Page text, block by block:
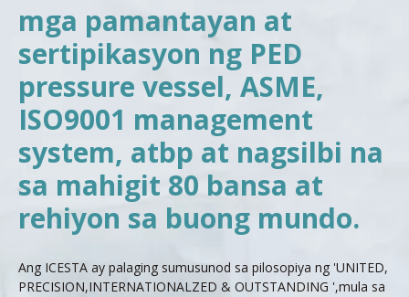
mga pamantayan at
sertipikasyon ng PED
pressure vessel, ASME,
ISO9001 management
system, atbp at nagsilbi na
sa mahigit 80 bansa at
rehiyon sa buong mundo.
Ang ICESTA ay palaging sumusunod sa pilosopiya ng 'UNITED,
PRECISION,INTERNATIONALZED & OUTSTANDING ',mula sa